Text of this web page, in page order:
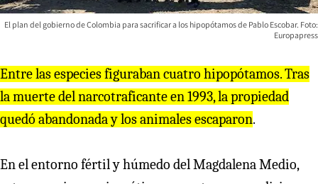
El plan del gobierno de Colombia para sacrificar a los hipopótamos de Pablo Escobar. Foto:
Europapress
Entre las especies figuraban cuatro hipopótamos. Tras
la muerte del narcotraficante en 1993, la propiedad
quedó abandonada y los animales escaparon.
En el entorno fértil y húmedo del Magdalena Medio,